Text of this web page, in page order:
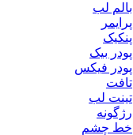
بالم لب
پرایمر
پنکیک
پودر بیک
پودر فیکس
تافت
تینت لب
رژگونه
خط چشم